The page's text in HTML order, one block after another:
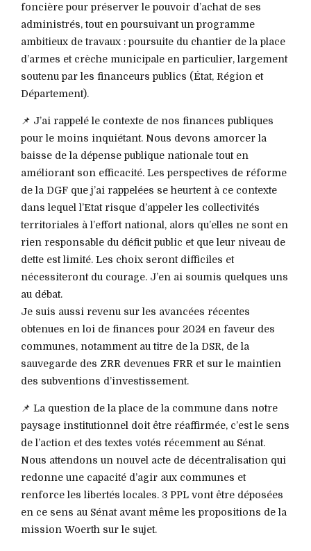
foncière pour préserver le pouvoir d’achat de ses
administrés, tout en poursuivant un programme
ambitieux de travaux : poursuite du chantier de la place
d’armes et crèche municipale en particulier, largement
soutenu par les financeurs publics (État, Région et
Département).
📌 J’ai rappelé le contexte de nos finances publiques
pour le moins inquiétant. Nous devons amorcer la
baisse de la dépense publique nationale tout en
améliorant son efficacité. Les perspectives de réforme
de la DGF que j’ai rappelées se heurtent à ce contexte
dans lequel l’Etat risque d’appeler les collectivités
territoriales à l’effort national, alors qu’elles ne sont en
rien responsable du déficit public et que leur niveau de
dette est limité. Les choix seront difficiles et
nécessiteront du courage. J’en ai soumis quelques uns
au débat.
Je suis aussi revenu sur les avancées récentes
obtenues en loi de finances pour 2024 en faveur des
communes, notamment au titre de la DSR, de la
sauvegarde des ZRR devenues FRR et sur le maintien
des subventions d’investissement.
📌 La question de la place de la commune dans notre
paysage institutionnel doit être réaffirmée, c’est le sens
de l’action et des textes votés récemment au Sénat.
Nous attendons un nouvel acte de décentralisation qui
redonne une capacité d’agir aux communes et
renforce les libertés locales. 3 PPL vont être déposées
en ce sens au Sénat avant même les propositions de la
mission Woerth sur le sujet.